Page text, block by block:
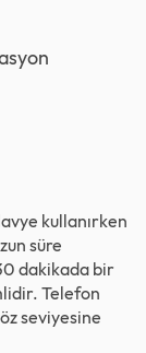
kullanırken
süre
dakikada bir
Telefon
seviyesine